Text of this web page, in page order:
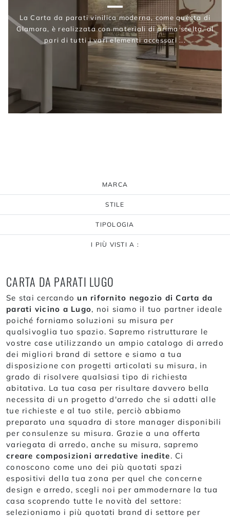
MARCA
STILE
TIPOLOGIA
I PIÙ VISTI A :
La Carta da parati vinilica moderna, come questa di
Glamora, è realizzata con materiali di prima scelta, al
pari di tutti i vari elementi accessori ...
CARTA DA PARATI LUGO
Se stai cercando un rifornito negozio di Carta da
parati vicino a Lugo, noi siamo il tuo partner ideale
poiché forniamo soluzioni su misura per
qualsivoglia tuo spazio. Sapremo ristrutturare le
vostre case utilizzando un ampio catalogo di arredo
dei migliori brand di settore e siamo a tua
disposizione con progetti articolati su misura, in
grado di risolvere qualsiasi tipo di richiesta
abitativa. La tua casa per risultare davvero bella
necessita di un progetto d'arredo che si adatti alle
tue richieste e al tuo stile, perciò abbiamo
preparato una squadra di store manager disponibili
per consulenze su misura. Grazie a una offerta
variegata di arredo, anche su misura, sapremo
creare composizioni arredative inedite. Ci
conoscono come uno dei più quotati spazi
espositivi della tua zona per quel che concerne
design e arredo, scegli noi per ammodernare la tua
casa scoprendo tutte le novità del settore:
selezioniamo i più quotati brand di settore per